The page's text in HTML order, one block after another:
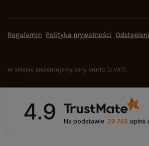
Regulamin Polityka prywatności
W sklepie prezentujemy ceny brutto (z VAT).
4.9 Na podstawie 29 745 opinii